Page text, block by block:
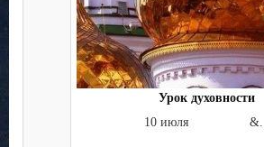
Урок духовности
10 июля &...